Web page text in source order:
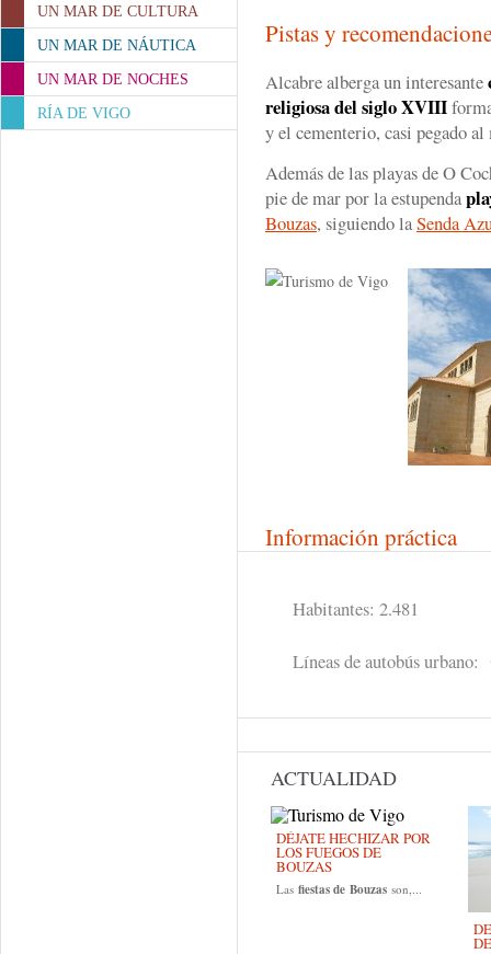
UN MAR DE CULTURA
UN MAR DE NÁUTICA
UN MAR DE NOCHES
RÍA DE VIGO
Pistas y
Alcabre alberga un interesante
religiosa del siglo XVIII
y el cementerio, casi pegado
Además de las playas de O
pie de mar por la estupenda
Bouzas, siguiendo laSenda
Información práctica
Habitantes: 2.481
Líneas de autobús urbano:
ACTUALIDAD
DÉJATE HECHIZAR POR
LOS FUEGOS DE
BOUZAS
Las fiestas de Bouzas son,...